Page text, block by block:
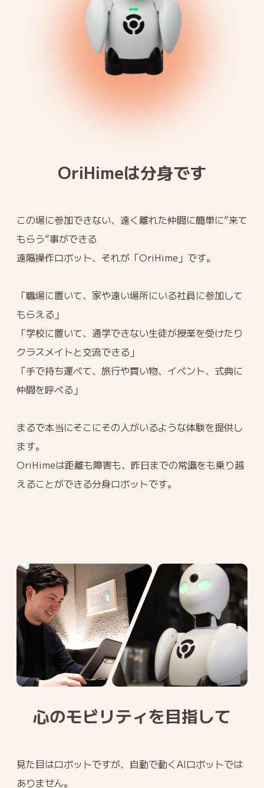
OriHimeは分身です
この場に参加できない、遠く離れた仲間に簡単に”来て
もらう”事ができる
遠隔操作ロボット、それが「OriHime」です。
「職場に置いて、家や遠い場所にいる社員に参加して
もらえる」
「学校に置いて、通学できない生徒が授業を受けたり
クラスメイトと交流できる」
「手で持ち運べて、旅行や買い物、イベント、式典に
仲間を呼べる」
まるで本当にそこにその人がいるような体験を提供し
ます。
OriHimeは距離も障害も、昨日までの常識をも乗り越
えることができる分身ロボットです。
心のモビリティを目指して
見た目はロボットですが、自動で動くAIロボットでは
ありません。